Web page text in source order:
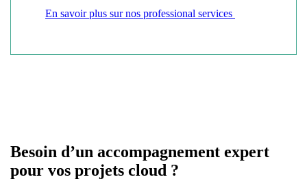
En savoir plus sur nos professional services
Besoin d’un accompagnement expert
pour vos projets cloud ?